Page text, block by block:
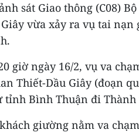
sát Giao thông (C08)
vừa xảy ra vụ tai
giờ ngày 16/2, vụ va
Thiết-Dầu Giây (đoạn
Bình Thuận đi Thành
giường nằm va